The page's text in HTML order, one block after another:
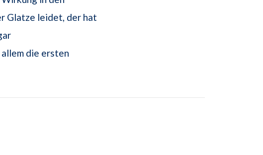
Glatze leidet, der hat
die ersten